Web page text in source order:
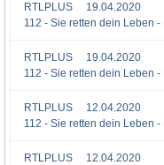
RTLPLUS
19.04.2020
112 - Sie retten dein Leben -
RTLPLUS
19.04.2020
112 - Sie retten dein Leben -
RTLPLUS
12.04.2020
112 - Sie retten dein Leben -
RTLPLUS
12.04.2020